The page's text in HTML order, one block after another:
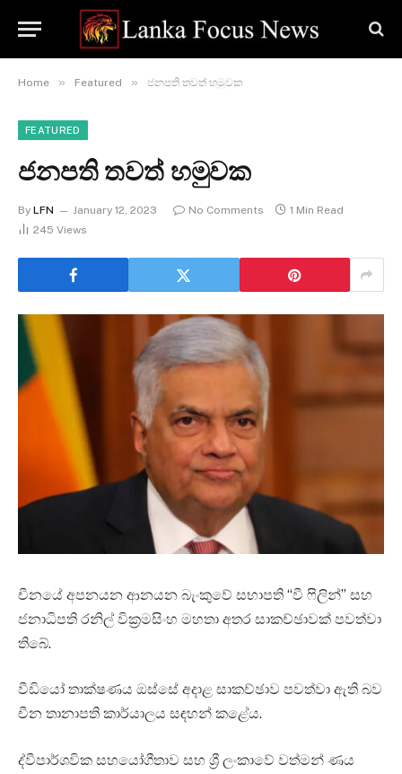
Home » Featured » ජනපති තවත් හමුවක
FEATURED
ජනපති තවත් හමුවක
By LFN January 12, 2023 No Comments
1 Min Read
245 Views
චීනයේ අපනයන ආනයන බැංකුවේ සභාපති “වී ෆිලින්” සහ
ජනාධිපති රනිල් වික්‍රමසිංහ මහතා අතර සාකච්ඡාවක් පවත්වා
තිබේ.
වීඩියෝ තාක්ෂණය ඔස්සේ අදාළ සාකච්ඡාව පවත්වා ඇති බව
චීන තානාපති කාර්යාලය සඳහන් කළේය.
ද්වීපාර්ශවික සහයෝගීතාව සහ ශ්‍රී ලංකාවේ වත්මන් ණය